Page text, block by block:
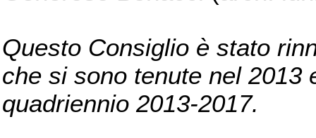
Questo Consiglio è stato
che si sono tenute nel 2013
quadriennio 2013-2017.